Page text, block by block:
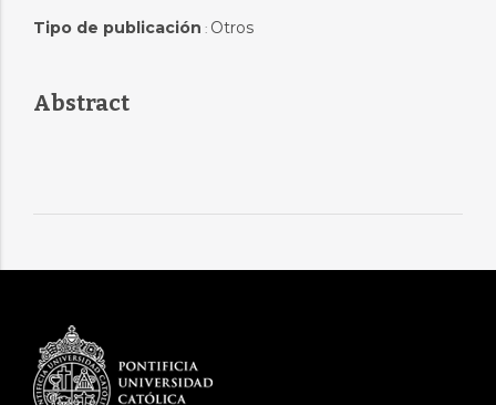
Tipo de publicación : Otros
Abstract